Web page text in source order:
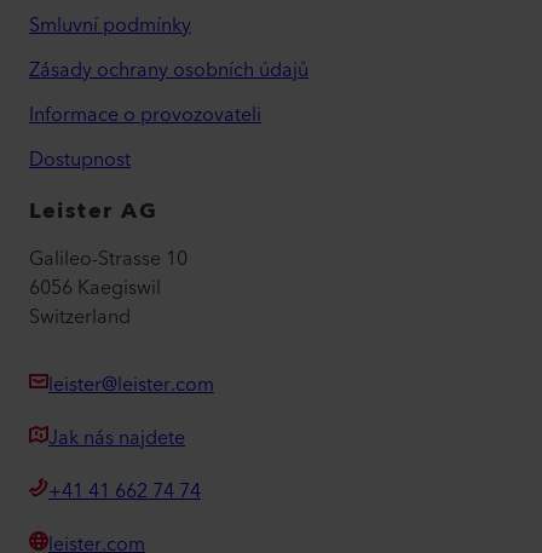
Smluvní podmínky
Zásady ochrany osobních údajů
Informace o provozovateli
Dostupnost
Leister AG
Galileo-Strasse 10
6056 Kaegiswil
Switzerland
leister@leister.com
Jak nás najdete
+41 41 662 74 74
leister.com